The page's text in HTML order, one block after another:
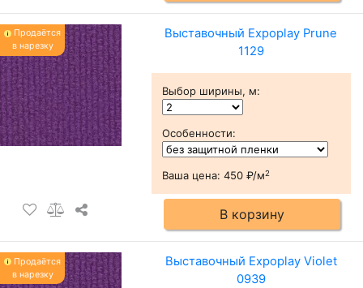
Продаётся
в нарезку
Выставочный Expoplay Prune
1129
Выбор ширины, м:
Особенности:
Ваша цена: 450 ₽/м2
В корзину
Продаётся
в нарезку
Выставочный Expoplay Violet
0939